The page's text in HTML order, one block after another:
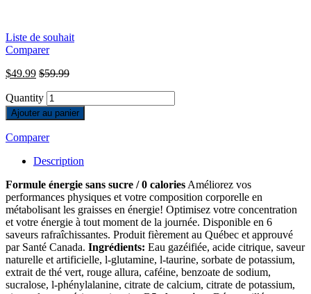
Liste de souhait
Comparer
$49.99 $59.99
Quantity
Ajouter au panier
Comparer
Description
Formule énergie sans sucre / 0 calories Améliorez vos
performances physiques et votre composition corporelle en
métabolisant les graisses en énergie! Optimisez votre concentration
et votre énergie à tout moment de la journée. Disponible en 6
saveurs rafraîchissantes. Produit fièrement au Québec et approuvé
par Santé Canada. Ingrédients: Eau gazéifiée, acide citrique, saveur
naturelle et artificielle, l-glutamine, l-taurine, sorbate de potassium,
extrait de thé vert, rouge allura, caféine, benzoate de sodium,
sucralose, l-phénylalanine, citrate de calcium, citrate de potassium,